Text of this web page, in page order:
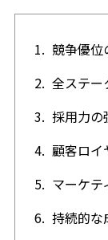
競争優位
全ステー
採用力の
顧客ロイ
マーケテ
持続的な